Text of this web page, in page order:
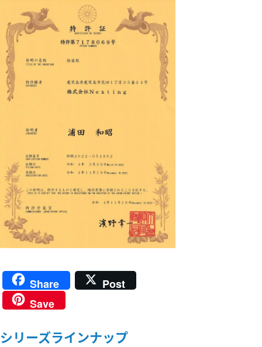
Share
Post
Save
シリーズラインナップ